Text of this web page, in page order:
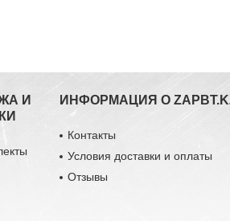
И
ИНФОРМАЦИЯ О
Контакты
Условия доставки и оплаты
Отзывы